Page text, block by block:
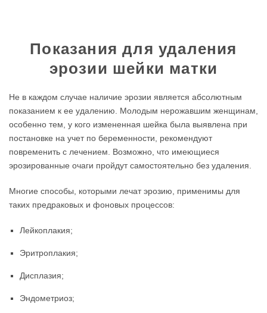
Показания для удаления
эрозии шейки матки
Не в каждом случае наличие эрозии является абсолютным
показанием к ее удалению. Молодым нерожавшим женщинам,
особенно тем, у кого измененная шейка была выявлена при
постановке на учет по беременности, рекомендуют
повременить с лечением. Возможно, что имеющиеся
эрозированные очаги пройдут самостоятельно без удаления.
Многие способы, которыми лечат эрозию, применимы для
таких предраковых и фоновых процессов:
Лейкоплакия;
Эритроплакия;
Дисплазия;
Эндометриоз;